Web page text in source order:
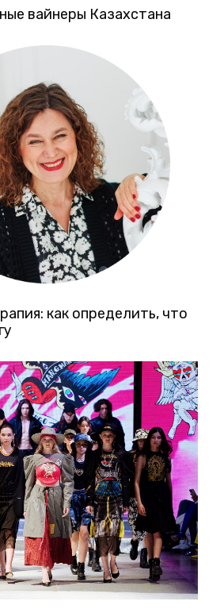
вайнеры Казахстана
как определить, что